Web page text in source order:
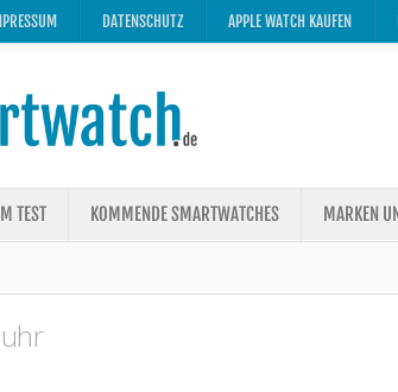
DATENSCHUTZ APPLE WATCH KAUFEN
TEST KOMMENDE SMARTWATCHES MARKEN